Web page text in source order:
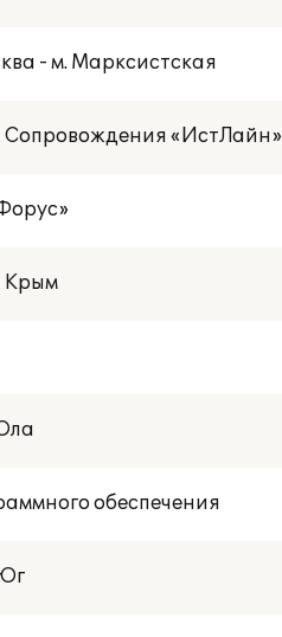
- м. Марксистская
Сопровождения «ИстЛайн»
Крым
обеспечения